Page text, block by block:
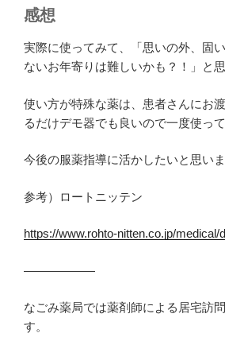
感想
実際に使ってみて、「思いの外、固
ないお年寄りは難しいかも？！」と思
使い方が特殊な薬は、患者さんにお
るだけデモ器でも良いので一度使っ
今後の服薬指導に活かしたいと思いま
参考）ロートニッテン
https://www.rohto-nitten.co.jp/medical/
――――――
なごみ薬局では薬剤師による居宅訪
す。